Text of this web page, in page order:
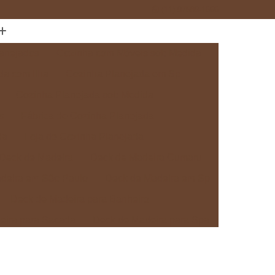
sob Medida